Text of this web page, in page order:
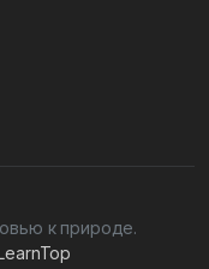
к природе.